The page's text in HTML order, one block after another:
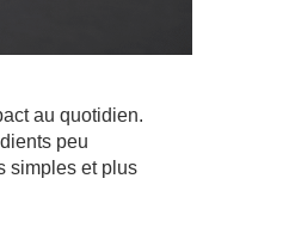
au quotidien.
peu
simples et plus